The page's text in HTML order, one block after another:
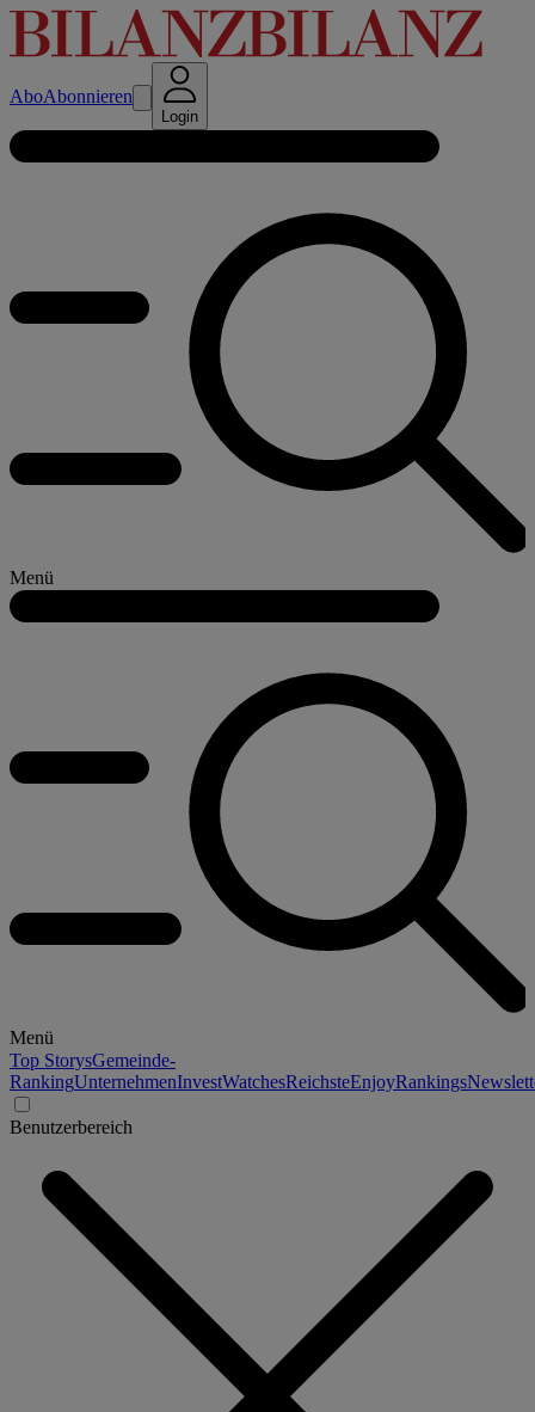
AboAbonnieren
Login
Menü
Menü
Top StorysGemeinde-
RankingUnternehmenInvestWatchesReichsteEnjoyRankings
Benutzerbereich